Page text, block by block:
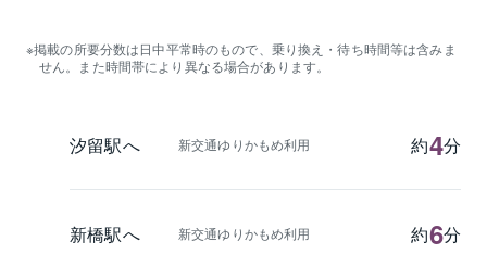
掲載の所要分数は日中平常時のもので、乗り換え・待ち時間等は含みま
せん。また時間帯により異なる場合があります。
汐留駅へ 新交通ゆりかもめ利用 約4分
新橋駅へ 新交通ゆりかもめ利用 約6分